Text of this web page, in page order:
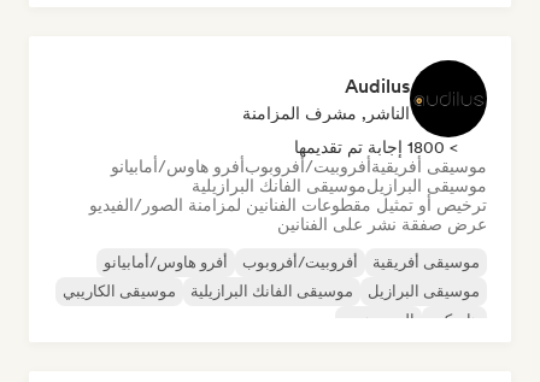
Audilus
الناشر, مشرف المزامنة
> 1800 إجابة تم تقديمها
موسيقى أفريقيةأفروبيت/أفروبوبأفرو هاوس/أمابيانو
موسيقى البرازيلموسيقى الفانك البرازيلية
ترخيص أو تمثيل مقطوعات الفنانين لمزامنة الصور/الفيديو
عرض صفقة نشر على الفنانين
موسيقى أفريقية أفروبيت/أفروبوب
أفرو هاوس/أمابيانو
موسيقى البرازيل
موسيقى الفانك البرازيلية
موسيقى الكاريبي
هاردكور
الهيب هوب